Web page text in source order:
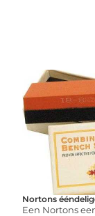
Nortons
Een Nortons